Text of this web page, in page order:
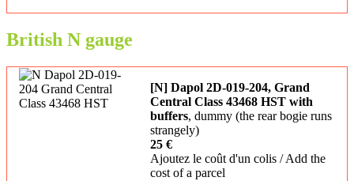
British N gauge
[N] Dapol 2D-019-204, Grand
Central Class 43468 HST with
buffers, dummy (the rear bogie runs
strangely)
25 €
Ajoutez le coût d'un colis / Add the
cost of a parcel